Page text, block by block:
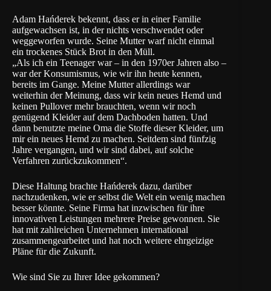
Adam Hańderek bekennt, dass er in einer Familie
aufgewachsen ist, in der nichts verschwendet oder
weggeworfen wurde. Seine Mutter warf nicht einmal
ein trockenes Stück Brot in den Müll.
„Als ich ein Teenager war – in den 1970er Jahren also –
war der Konsumismus, wie wir ihn heute kennen,
bereits im Gange. Meine Mutter allerdings war
weiterhin der Meinung, dass wir kein neues Hemd und
keinen Pullover mehr brauchten, wenn wir noch
genügend Kleider auf dem Dachboden hatten. Und
dann benutzte meine Oma die Stoffe dieser Kleider, um
mir ein neues Hemd zu machen. Seitdem sind fünfzig
Jahre vergangen, und wir sind dabei, auf solche
Verfahren zurückzukommen“.
Diese Haltung brachte Hańderek dazu, darüber
nachzudenken, wie er selbst die Welt ein wenig machen
besser könnte. Seine Firma hat inzwischen für ihre
innovativen Leistungen mehrere Preise gewonnen. Sie
hat mit zahlreichen Unternehmen international
zusammengearbeitet und hat noch weitere ehrgeizige
Pläne für die Zukunft.
Wie sind Sie zu Ihrer Idee gekommen?